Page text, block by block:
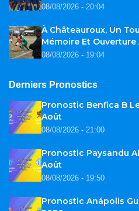
08/08/2026 - 20:04
À Châteauroux, Un
Mémoire Et
08/08/2026 - 19:04
Derniers Pronostics
Pronostic Benfica B
Août
08/08/2026 - 21:00
Pronostic Paysandu
Août
08/08/2026 - 19:50
Pronostic Anápolis